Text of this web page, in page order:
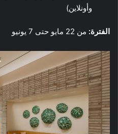
وأونلاين)
الفترة: من 22 مايو حتى 7 يونيو